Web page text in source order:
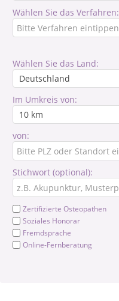
Wählen Sie das Verfahren:
Wählen Sie das Land:
Im Umkreis von:
von:
Stichwort (optional):
Zertifizierte Osteopathen
Soziales Honorar
Fremdsprache
Online-Fernberatung